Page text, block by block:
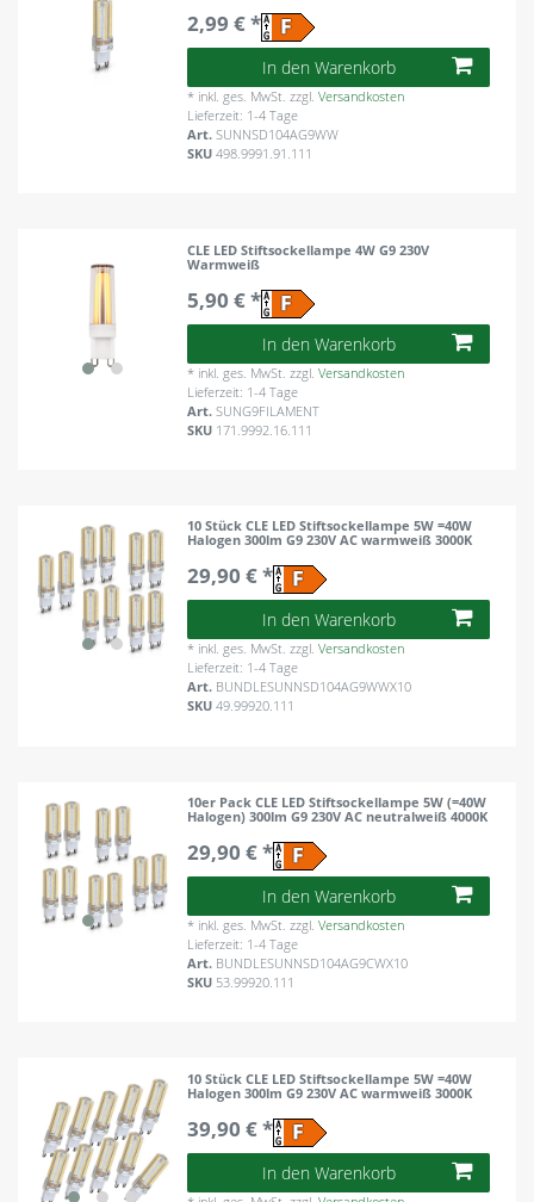
2,99 € *
In den Warenkorb
* inkl. ges. MwSt. zzgl.Versandkosten
Lieferzeit: 1-4 Tage
Art.SUNNSD104AG9WW
SKU498.9991.91.111
CLE LED Stiftsockellampe 4W G9 230V
Warmweiß
5,90 € *
In den Warenkorb
* inkl. ges. MwSt. zzgl.Versandkosten
Lieferzeit: 1-4 Tage
Art.SUNG9FILAMENT
SKU 171.9992.16.111
10 Stück CLE LED Stiftsockellampe 5W =40W
Halogen 300lm G9 230V AC warmweiß 3000K
29,90 € *
In den Warenkorb
* inkl. ges. MwSt. zzgl.Versandkosten
Lieferzeit: 1-4 Tage
Art. BUNDLESUNNSD104AG9WWX10
SKU49.99920.111
10er Pack CLE LED Stiftsockellampe 5W (=40W
Halogen) 300lm G9 230V AC neutralweiß 4000K
29,90 € *
In den Warenkorb
* inkl. ges. MwSt. zzgl.Versandkosten
Lieferzeit: 1-4 Tage
Art. BUNDLESUNNSD104AG9CWX10
SKU 53.99920.111
10 Stück CLE LED Stiftsockellampe 5W =40W
Halogen 300lm G9 230V AC warmweiß 3000K
39,90 € *
In den Warenkorb